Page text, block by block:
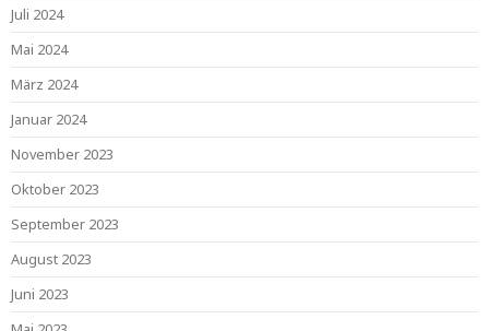
Juli 2024
Mai 2024
März 2024
Januar 2024
November 2023
Oktober 2023
September 2023
August 2023
Juni 2023